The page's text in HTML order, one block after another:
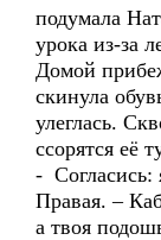
подумала
урока из-за
Домой
скинула
улеглась.
ссорятся её
- Согласись:
Правая. –
а твоя